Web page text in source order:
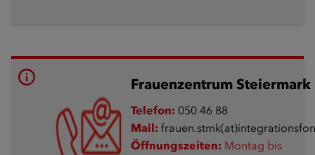
Frauenzentrum Steiermark
Telefon: 050 46 88
Mail:
Öffnungszeiten: Montag bis